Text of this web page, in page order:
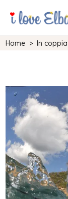
Home >In coppia